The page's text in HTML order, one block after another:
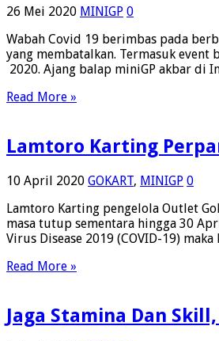
26 Mei 2020 MINIGP 0
Wabah Covid 19 berimbas pada
yang membatalkan. Termasuk event
2020. Ajang balap miniGP akbar di
Read More »
Lamtoro Karting
10 April 2020 GOKART, MINIGP 0
Lamtoro Karting pengelola Outlet
masa tutup sementara hingga 30
Virus Disease 2019 (COVID-19)
Read More »
Jaga Stamina Dan